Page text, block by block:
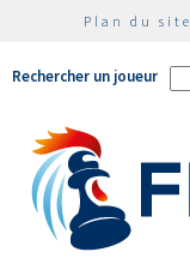
Plan du site
Rechercher un joueur